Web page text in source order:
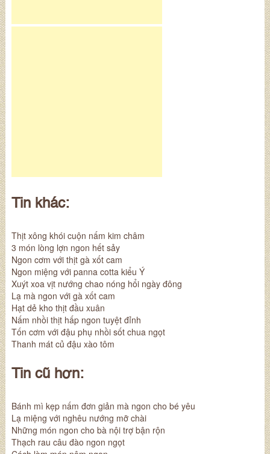
Tin khác:
Thịt xông khói cuộn nấm kim châm
3 món lòng lợn ngon hết sảy
Ngon cơm với thịt gà xốt cam
Ngon miệng với panna cotta kiểu Ý
Xuýt xoa vịt nướng chao nóng hổi ngày đông
Lạ mà ngon với gà xốt cam
Hạt dẻ kho thịt đầu xuân
Nấm nhồi thịt hấp ngon tuyệt đỉnh
Tốn cơm với đậu phụ nhồi sốt chua ngọt
Thanh mát củ đậu xào tôm
Tin cũ hơn:
Bánh mì kẹp nấm đơn giản mà ngon cho bé yêu
Lạ miệng với nghêu nướng mỡ chài
Những món ngon cho bà nội trợ bận rộn
Thạch rau câu đào ngon ngọt